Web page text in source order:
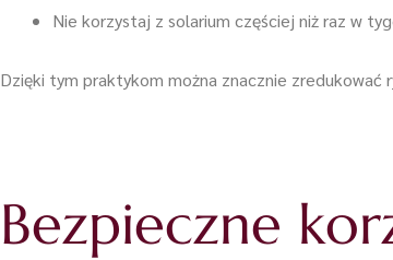
Nie korzystaj z solarium częściej niż raz w
Dzięki tym praktykom można znacznie zredukować
Bezpieczne